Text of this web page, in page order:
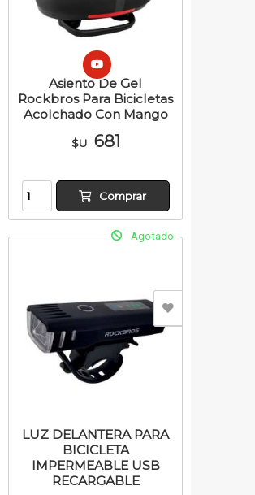
Asiento De Gel
Rockbros Para Bicicletas
Acolchado Con Mango
$U 681
Comprar
Agotado
LUZ DELANTERA PARA
BICICLETA
IMPERMEABLE USB
RECARGABLE